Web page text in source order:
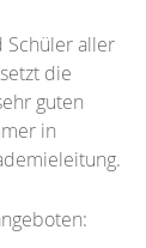
Schüler aller
die
guten
in